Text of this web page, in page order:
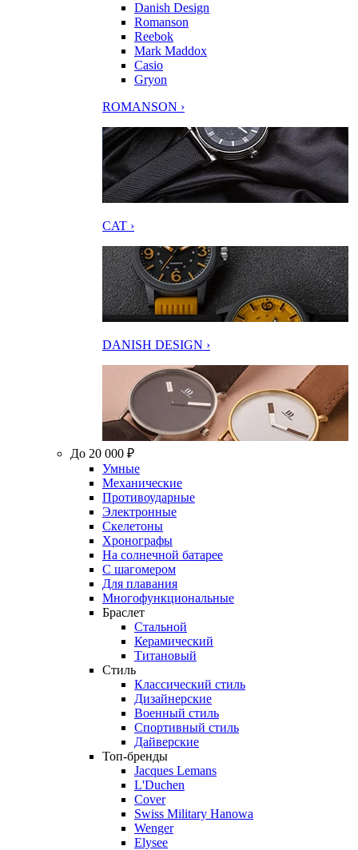
Danish Design
Romanson
Reebok
Mark Maddox
Casio
Gryon
ROMANSON ›
CAT ›
DANISH DESIGN ›
До 20 000 ₽
Умные
Механические
Противоударные
Электронные
Скелетоны
Хронографы
На солнечной батарее
С шагомером
Для плавания
Многофункциональные
Браслет
Стальной
Керамический
Титановый
Стиль
Классический стиль
Дизайнерские
Военный стиль
Спортивный стиль
Дайверские
Топ-бренды
Jacques Lemans
L'Duchen
Cover
Swiss Military Hanowa
Wenger
Elysee